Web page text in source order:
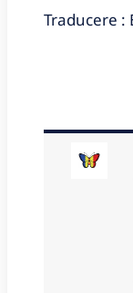
Traducere